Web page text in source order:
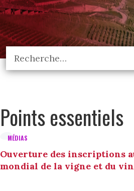
Points essentiels
MÉDIAS
Ouverture des inscriptions
mondial de la vigne et du vin